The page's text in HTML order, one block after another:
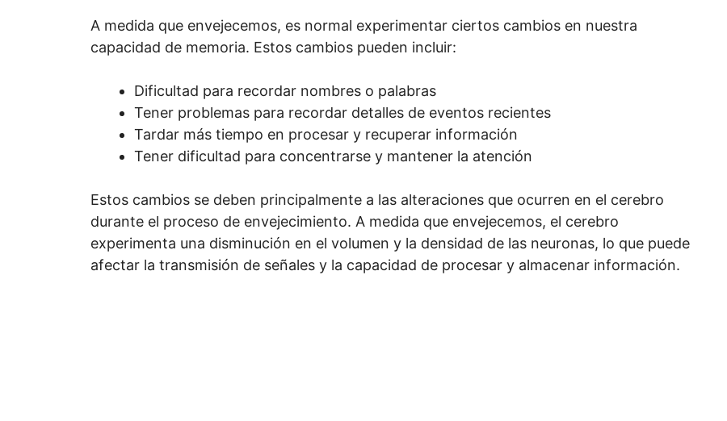
A medida que envejecemos, es normal experimentar ciertos cambios en nuestra
capacidad de memoria. Estos cambios pueden incluir:
Dificultad para recordar nombres o palabras
Tener problemas para recordar detalles de eventos recientes
Tardar más tiempo en procesar y recuperar información
Tener dificultad para concentrarse y mantener la atención
Estos cambios se deben principalmente a las alteraciones que ocurren en el cerebro
durante el proceso de envejecimiento. A medida que envejecemos, el cerebro
experimenta una disminución en el volumen y la densidad de las neuronas, lo que puede
afectar la transmisión de señales y la capacidad de procesar y almacenar información.